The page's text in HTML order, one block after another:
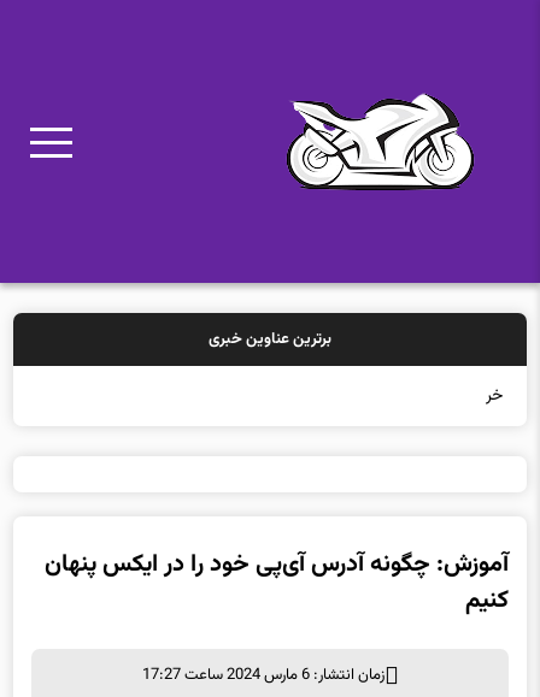
برترین عناوین خبری
خرید بیمه
آموزش: چگونه آدرس آی‌پی خود را در ایکس پنهان
کنیم
زمان انتشار: 6 مارس 2024 ساعت 17:27